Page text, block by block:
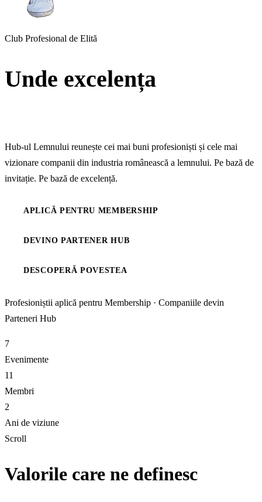
Club Profesional de Elită
Unde excelența
Hub-ul Lemnului reunește cei mai buni profesioniști și cele mai
vizionare companii din industria românească a lemnului. Pe bază de
invitație. Pe bază de excelență.
APLICĂ PENTRU MEMBERSHIP
DEVINO PARTENER HUB
DESCOPERĂ POVESTEA
Profesioniștii aplică pentru Membership · Companiile devin
Parteneri Hub
7
Evenimente
11
Membri
2
Ani de viziune
Scroll
Valorile care ne definesc